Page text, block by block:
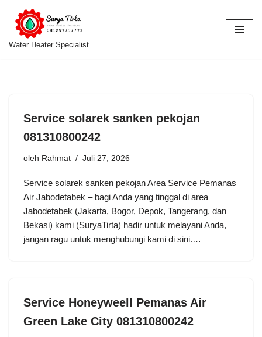
Lompat
ke
Water Heater Specialist
Service solarek sanken pekojan
081310800242
oleh Rahmat Juli 27, 2026
Service solarek sanken pekojan Area Service Pemanas
Air Jabodetabek – bagi Anda yang tinggal di area
Jabodetabek (Jakarta, Bogor, Depok, Tangerang, dan
Bekasi) kami (SuryaTirta) hadir untuk melayani Anda,
jangan ragu untuk menghubungi kami di sini.…
Service Honeyweell Pemanas Air
Green Lake City 081310800242